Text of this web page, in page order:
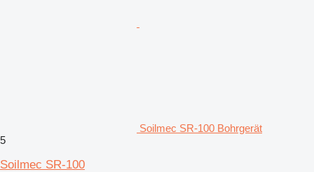
Soilmec SR-100 Bohrgerät
5
Soilmec SR-100